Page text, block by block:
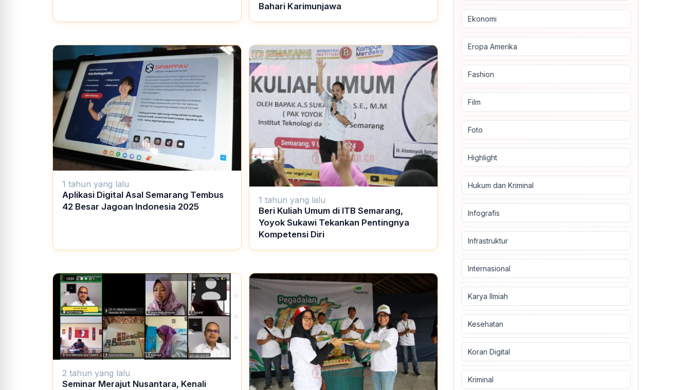
Bahari Karimunjawa
1 tahun yang lalu
Aplikasi Digital Asal Semarang Tembus
42 Besar Jagoan Indonesia 2025
1 tahun yang lalu
Beri Kuliah Umum di ITB Semarang,
Yoyok Sukawi Tekankan Pentingnya
Kompetensi Diri
2 tahun yang lalu
Seminar Merajut Nusantara, Kenali
Ekonomi
Eropa Amerika
Fashion
Film
Foto
Highlight
Hukum dan Kriminal
Infografis
Infrastruktur
Internasional
Karya Ilmiah
Kesehatan
Koran Digital
Kriminal